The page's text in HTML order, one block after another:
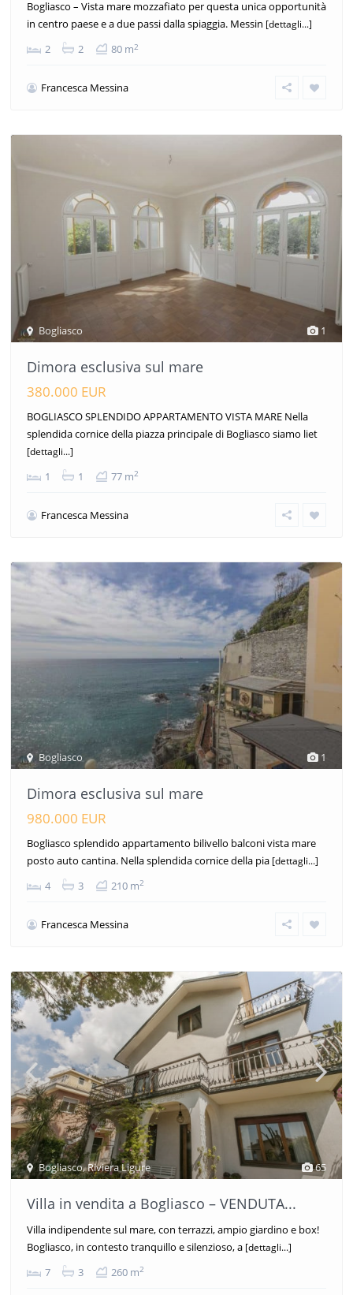
Bogliasco – Vista mare mozzafiato per questa unica opportunità
in centro paese e a due passi dalla spiaggia. Messin [dettagli...]
2 2 80 m2
Francesca Messina
1
Bogliasco
Dimora esclusiva sul mare
380.000 EUR
BOGLIASCO SPLENDIDO APPARTAMENTO VISTA MARE Nella
splendida cornice della piazza principale di Bogliasco siamo liet
[dettagli...]
1 1 77 m2
Francesca Messina
1
Bogliasco
Dimora esclusiva sul mare
980.000 EUR
Bogliasco splendido appartamento bilivello balconi vista mare
posto auto cantina. Nella splendida cornice della pia [dettagli...]
4 3 210 m2
Francesca Messina
65
Bogliasco,Riviera Ligure
Villa in vendita a Bogliasco – VENDUTA...
Villa indipendente sul mare, con terrazzi, ampio giardino e box!
Bogliasco, in contesto tranquillo e silenzioso, a [dettagli...]
7 3 260 m2